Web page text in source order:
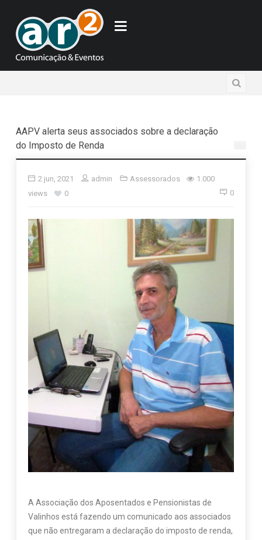
AAPV alerta seus associados sobre a declaração
do Imposto de Renda
2 jun, 2021 admin Assessorados
1.000
views
0 0
A Associação dos Aposentados e Pensionistas de
Valinhos está fazendo um comunicado aos associados
que não entregaram a declaração do imposto de renda,